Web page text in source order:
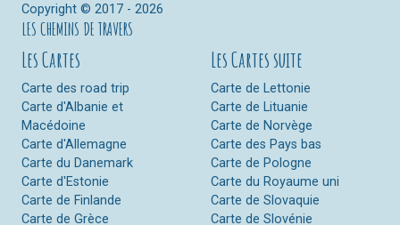
Copyright © 2017 - 2026
LES CHEMINS DE TRAVERS
Les Cartes
Carte des road trip
Carte d'Albanie et
Macédoine
Carte d'Allemagne
Carte du Danemark
Carte d'Estonie
Carte de Finlande
Carte de Grèce
Les Cartes suite
Carte de Lettonie
Carte de Lituanie
Carte de Norvège
Carte des Pays bas
Carte de Pologne
Carte du Royaume uni
Carte de Slovaquie
Carte de Slovénie